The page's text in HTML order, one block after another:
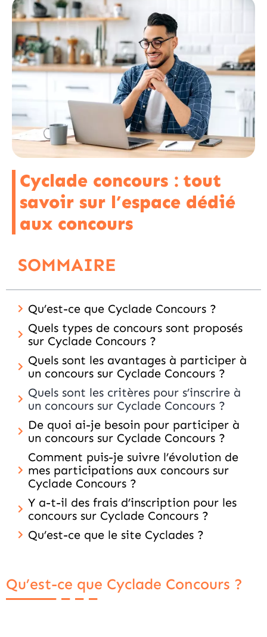
Cyclade concours : tout
savoir sur l’espace dédié
aux concours
SOMMAIRE
Qu’est-ce que Cyclade Concours ?
Quels types de concours sont proposés
sur Cyclade Concours ?
Quels sont les avantages à participer à
un concours sur Cyclade Concours ?
Quels sont les critères pour s’inscrire à
un concours sur Cyclade Concours ?
De quoi ai-je besoin pour participer à
un concours sur Cyclade Concours ?
Comment puis-je suivre l’évolution de
mes participations aux concours sur
Cyclade Concours ?
Y a-t-il des frais d’inscription pour les
concours sur Cyclade Concours ?
Qu’est-ce que le site Cyclades ?
Qu’est-ce que Cyclade Concours ?